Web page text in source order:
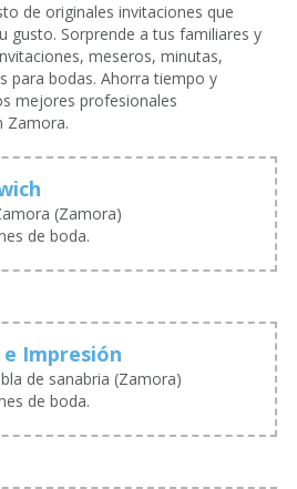
de originales invitaciones que
gusto. Sorprende a tus familiares y
meseros, minutas,
para bodas. Ahorra tiempo y
mejores profesionales
Zamora.
(Zamora)
de boda.
Impresión
de sanabria (Zamora)
de boda.